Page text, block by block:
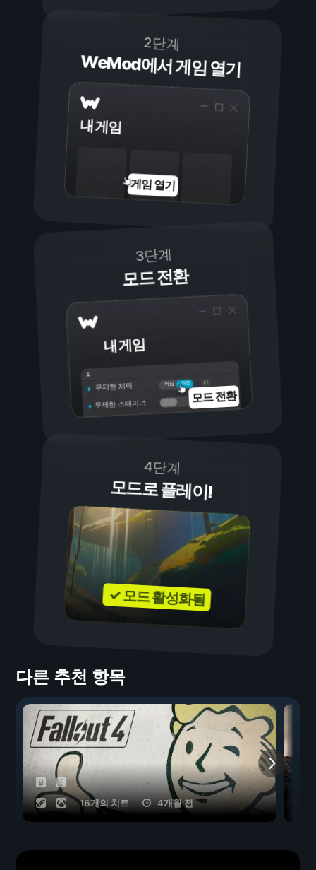
2단계
WeMod에서 게임 열기
내 게임
게임 열기
3단계
모드 전환
내 게임
켜짐
꺼짐
무제한 체력
무제한 스태미너 모드 전환
4단계
모드로 플레이!
✓ 모드 활성화됨
다른 추천 항목
16개의 치트 4개월 전